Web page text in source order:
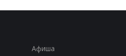
Афиша